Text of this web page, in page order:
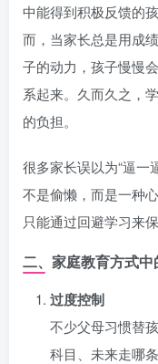
中能得到积极反馈的
而，当家长总是用成
子的动力，孩子慢慢会
系起来。久而久之，
的负担。
很多家长误以为“逼一
不是偷懒，而是一种
只能通过回避学习来保
二、家庭教育方式
过度控制
不少父母习惯替
科目、未来走哪